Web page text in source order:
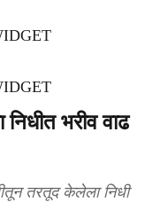
भरीव वाढ
तरतूद केलेला निधी